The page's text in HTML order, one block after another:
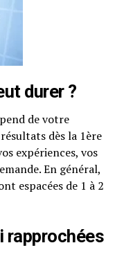
durer ?
de votre
dès la 1ère
expériences, vos
En général,
espacées de 1 à 2
rapprochées